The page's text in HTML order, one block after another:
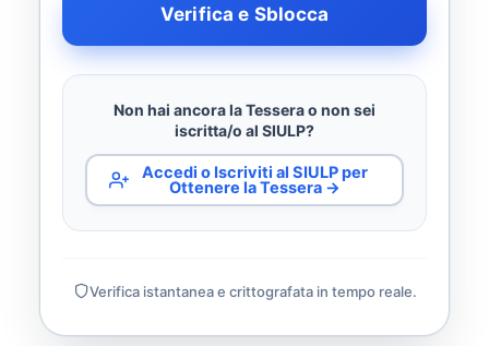
Verifica e Sblocca
Non hai ancora la Tessera o non sei
iscritta/o al SIULP?
Accedi o Iscriviti al SIULP per
Ottenere la Tessera →
Verifica istantanea e crittografata in tempo reale.